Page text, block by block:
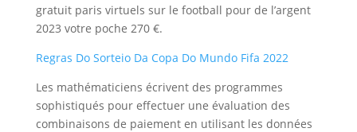
gratuit paris virtuels sur le football pour de l’argent
2023 votre poche 270 €.
Regras Do Sorteio Da Copa Do Mundo Fifa 2022
Les mathématiciens écrivent des programmes
sophistiqués pour effectuer une évaluation des
combinaisons de paiement en utilisant les données